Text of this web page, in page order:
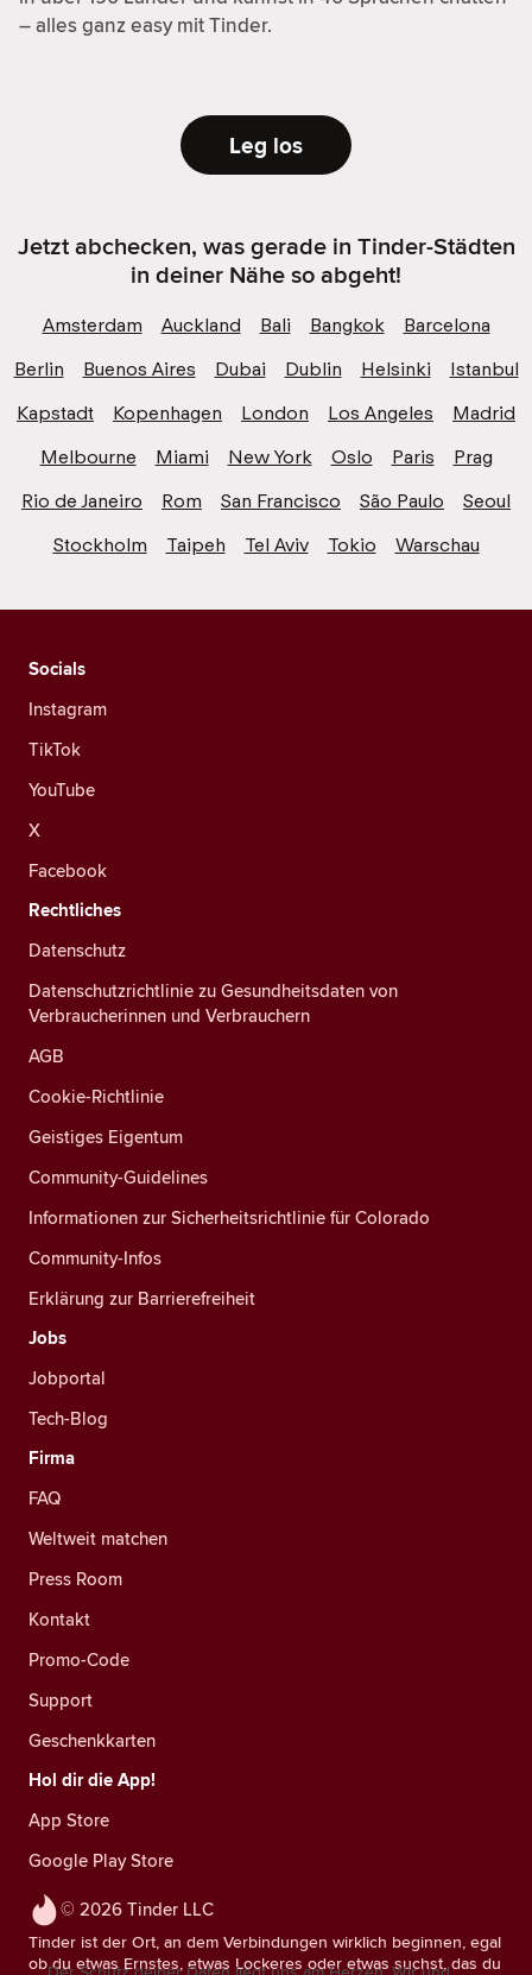
– alles ganz easy mit Tinder.
Leg los
Jetzt abchecken, was gerade in Tinder-Städten
in deiner Nähe so abgeht!
Amsterdam Auckland Bali Bangkok
Barcelona
Berlin
Buenos Aires Dubai Dublin Helsinki
Istanbul
Kapstadt
Kopenhagen London Los Angeles
Madrid
Melbourne
Miami New York Oslo Paris
Prag
Rio de Janeiro
Rom San Francisco São Paulo
Seoul
Stockholm
Taipeh Tel Aviv Tokio Warschau
© 2026 Tinder LLC
Tinder ist der Ort, an dem Verbindungen wirklich beginnen, egal
ob du etwas Ernstes, etwas Lockeres oder etwas suchst, das du
Socials
Instagram
TikTok
YouTube
X
Facebook
Rechtliches
Datenschutz
Datenschutzrichtlinie zu Gesundheitsdaten von
Verbraucherinnen und Verbrauchern
AGB
Cookie-Richtlinie
Geistiges Eigentum
Community-Guidelines
Informationen zur Sicherheitsrichtlinie für Colorado
Community-Infos
Erklärung zur Barrierefreiheit
Jobs
Jobportal
Tech-Blog
Firma
FAQ
Weltweit matchen
Press Room
Kontakt
Promo-Code
Support
Geschenkkarten
Hol dir die App!
App Store
Google Play Store